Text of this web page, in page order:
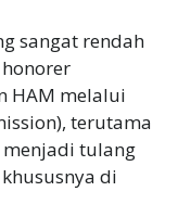
sangat rendah
HAM melalui
terutama
tulang
di